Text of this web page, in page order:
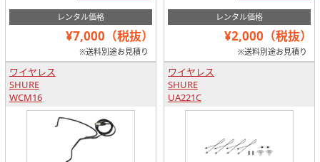
レンタル価格
¥7,000（税抜）
※送料別途お見積り
レンタル価格
¥2,000（税抜）
※送料別途お見積り
ワイヤレス
SHURE
WCM16
ワイヤレス
SHURE
UA221C